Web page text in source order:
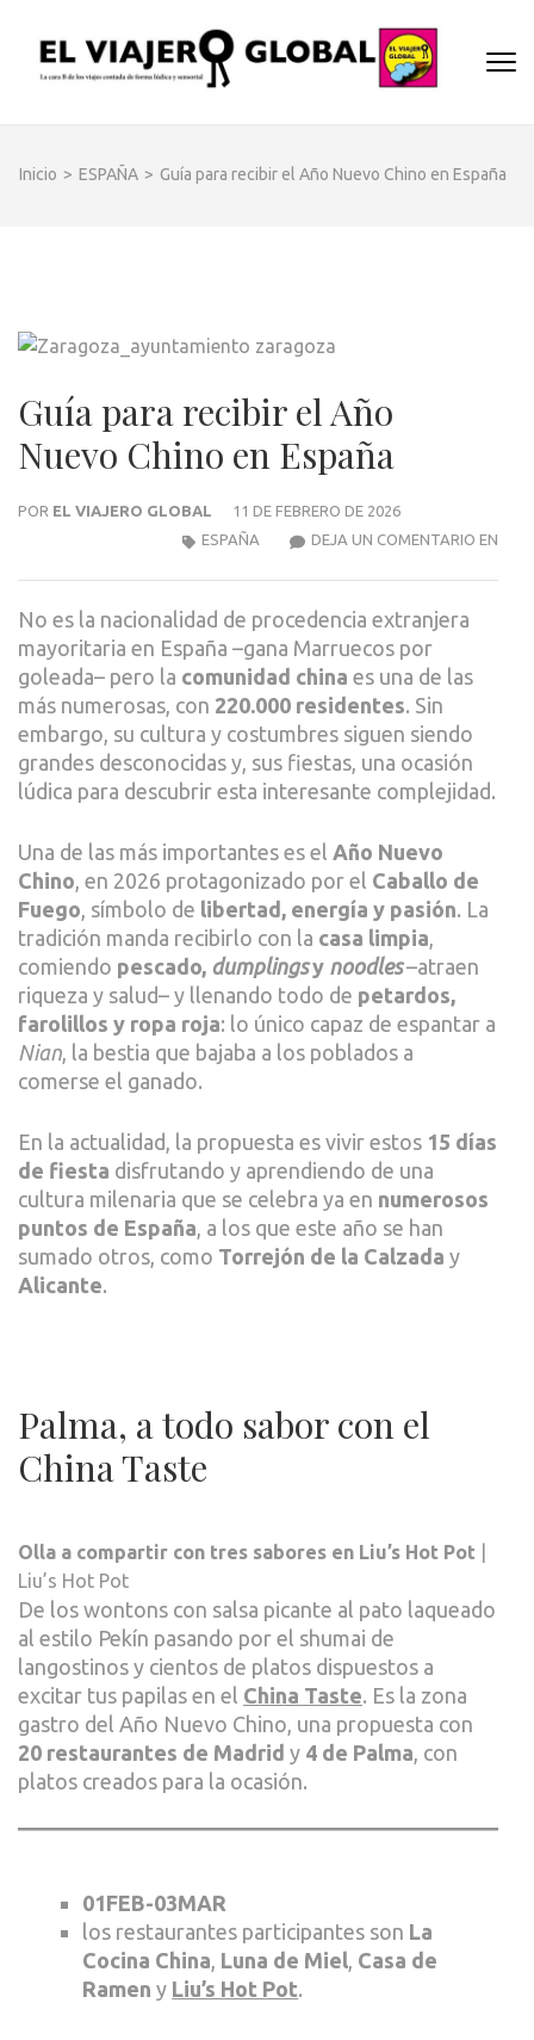
contenido
Intro)
EL
Un
Inicio > ESPAÑA > Guía para recibir el Año Nuevo Chino en España
Guía para recibir el Año
Nuevo Chino en España
POR EL VIAJERO GLOBAL
11 DE FEBRERO DE 2026
DEJA UN COMENTARIO EN
ESPAÑA
No es la nacionalidad de procedencia extranjera
mayoritaria en España –gana Marruecos por
goleada– pero la comunidad china es una de las
más numerosas, con 220.000 residentes. Sin
embargo, su cultura y costumbres siguen siendo
grandes desconocidas y, sus fiestas, una ocasión
lúdica para descubrir esta interesante complejidad.
Una de las más importantes es el Año Nuevo
Chino , en 2026 protagonizado por el Caballo de
Fuego , símbolo de libertad, energía y pasión. La
tradición manda recibirlo con la casa limpia
comiendo pescado, dumplingsy noodles–atraen
riqueza y salud– y llenando todo de petardos,
farolillos y ropa roja: lo único capaz de espantar a
Nian , la bestia que bajaba a los poblados a
comerse el ganado.
En la actualidad, la propuesta es vivir estos 15 días
de fiesta disfrutando y aprendiendo de una
cultura milenaria que se celebra ya en numerosos
puntos de España , a los que este año se han
sumado otros, como Torrejón de la Calzada y
Alicante.
Palma, a todo sabor con el
China Taste
Olla a compartir con tres sabores en Liu’s Hot Pot
Liu’s Hot Pot
De los wontons con salsa picante al pato laqueado
al estilo Pekín pasando por el shumai de
langostinos y cientos de platos dispuestos a
excitar tus papilas en el China Taste. Es la zona
gastro del Año Nuevo Chino, una propuesta con
20 restaurantes de Madrid y 4 de Palma , con
platos creados para la ocasión.
01FEB-03MAR
los restaurantes participantes son La
Cocina China Luna de Miel Casa de
Ramen y Liu’s Hot Pot.